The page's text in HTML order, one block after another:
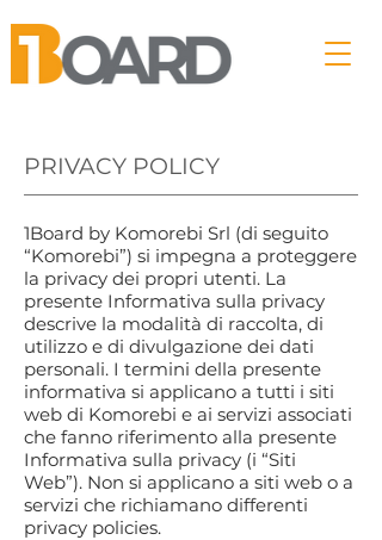
PRIVACY POLICY
1Board by Komorebi Srl (di seguito
“Komorebi”) si impegna a proteggere
la privacy dei propri utenti. La
presente Informativa sulla privacy
descrive la modalità di raccolta, di
utilizzo e di divulgazione dei dati
personali. I termini della presente
informativa si applicano a tutti i siti
web di Komorebi e ai servizi associati
che fanno riferimento alla presente
Informativa sulla privacy (i “Siti
Web”). Non si applicano a siti web o a
servizi che richiamano differenti
privacy policies.